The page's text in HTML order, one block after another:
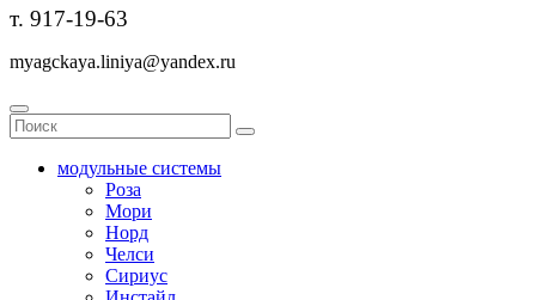
т. 917-19-63
myagckaya.liniya@yandex.ru
модульные системы
Роза
Мори
Норд
Челси
Сириус